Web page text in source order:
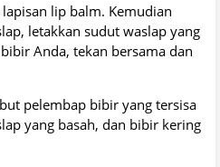
lip balm. Kemudian
letakkan sudut waslap yang
Anda, tekan bersama dan
pelembap bibir yang tersisa
yang basah, dan bibir kering